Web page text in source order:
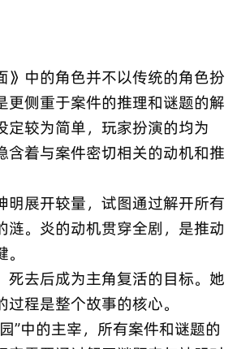
》中的角色并不以传统的角色扮
更侧重于案件的推理和谜题的解
定较为简单，玩家扮演的均为
含着与案件密切相关的动机和推
明展开较量，试图通过解开所有
涟。炎的动机贯穿全剧，是推动
死去后成为主角复活的目标。她
程是整个故事的核心。
”中的主宰，所有案件和谜题的